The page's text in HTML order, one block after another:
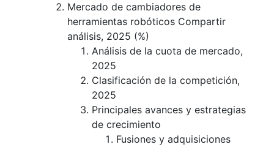
Mercado de cambiadores de
herramientas robóticos Compartir
análisis, 2025 (%)
Análisis de la cuota de mercado,
2025
Clasificación de la competición,
2025
Principales avances y estrategias
de crecimiento
Fusiones y adquisiciones